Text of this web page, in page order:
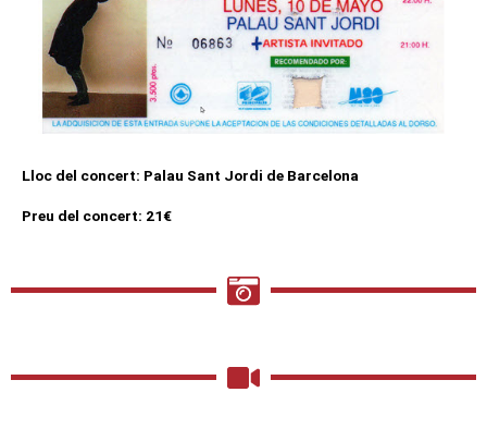
Lloc del concert: Palau Sant Jordi de Barcelona
Preu del concert: 21€